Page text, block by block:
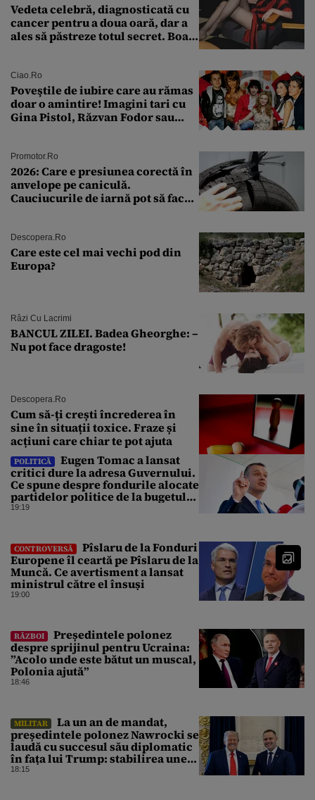
Vedeta celebră, diagnosticată cu
cancer pentru a doua oară, dar a
ales să păstreze totul secret. Boala
Ciao.ro
Poveştile de iubire care au rămas
doar o amintire! Imagini tari cu
Gina Pistol, Răzvan Fodor sau
Promotor.ro
2026: Care e presiunea corectă în
anvelope pe caniculă.
Cauciucurile de iarnă pot să facă
Descopera.ro
Care este cel mai vechi pod din
Europa?
Râzi Cu Lacrimi
BANCUL ZILEI. Badea Gheorghe: –
Nu pot face dragoste!
Descopera.ro
Cum să-ți crești încrederea în
sine în situații toxice. Fraze și
acțiuni care chiar te pot ajuta
POLITICĂ
Eugen Tomac a lansat
critici dure la adresa Guvernului.
Ce spune despre fondurile alocate
partidelor politice de la bugetul
de stat
19:19
CONTROVERSĂ
Pîslaru de la Fonduri
Europene îl ceartă pe Pîslaru de la
Muncă. Ce avertisment a lansat
ministrul către el însuși
19:00
RĂZBOI
Președintele polonez
despre sprijinul pentru Ucraina:
”Acolo unde este bătut un muscal,
Polonia ajută”
18:46
MILITAR
La un an de mandat,
președintele polonez Nawrocki se
laudă cu succesul său diplomatic
în fața lui Trump: stabilirea unei
prezențe americane permanente
18:15